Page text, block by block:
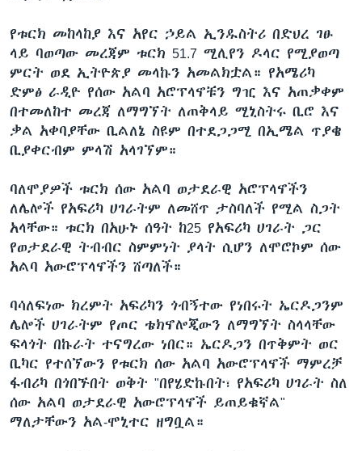
የቱርክ መከላከያ እና አየር ኃይል ኢንዱስትሪ በድህረ ገፁ
ላይ ባወጣው መረጃም ቱርክ 51.7 ሚሊየን ዶላር የሚያወጣ
ምርት ወደ ኢትዮጵያ መላኩን አመልክቷል። የአሜሪካ
ድምፅ ራዲዮ የሰው አልባ አሮፕላኖቹን ግዢ እና አጠቃቀም
በተመለከተ መረጃ ለማግኘት ለጠቅላይ ሚኒስትሩ ቢሮ እና
ቃል አቀባያቸው ቢልለኔ ስዩም በተደጋጋሚ በኢሜል ጥያቄ
ቢያቀርብም ምላሽ አላገኘም።
ባለሞያዎች ቱርክ ሰው አልባ ወታደራዊ አሮፕላኖችን
ለሌሎች የአፍሪካ ሀገራትም ለመሸጥ ታስባለች የሚል ስጋት
አላቸው። ቱርክ በአሁኑ ሰዓት ከ25 የአፍሪካ ሀገራት ጋር
የወታደራዊ ትብብር ስምምነት ያላት ሲሆን ለሞሮኮም ሰው
አልባ አውሮፕላኖችን ሸጣለች።
ባሳለፍነው ክረምት አፍሪካን ጎብኝተው የነበሩት ኤርዶጋንም
ሌሎች ሀገራትም የጦር ቴክኖሎጂውን ለማግኘት ስላላቸው
ፍላጎት በኩራት ተናግረው ነበር። ኤርዶጋን በጥቅምት ወር
ቢካር የተሰኘውን የቱርክ ሰው አልባ አውሮፕላኖች ማምረቻ
ፋብሪካ በጎበኙበት ወቅት "በየሄድኩበት፣ የአፍሪካ ሀገራት ስለ
ሰው አልባ ወታደራዊ አውሮፕላኖች ይጠይቁኛል"
ማለታቸውን አል-ሞኒተር ዘግቧል።